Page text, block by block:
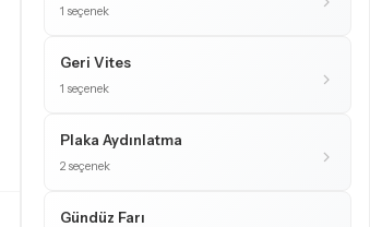
1 seçenek
Geri Vites
1 seçenek
Plaka Aydınlatma
2 seçenek
Gündüz Farı